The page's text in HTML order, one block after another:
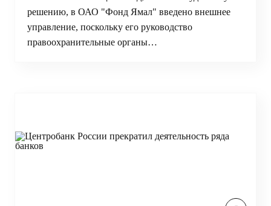
решению, в ОАО "Фонд Ямал" введено внешнее
управление, поскольку его руководство
правоохранительные органы…